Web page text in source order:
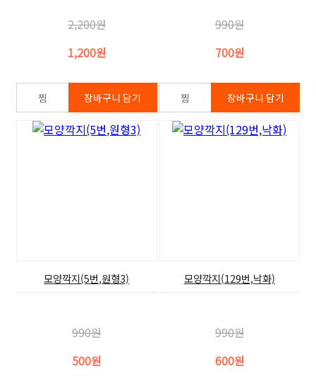
2,200원
1,200원
990원
700원
모양깍지(5번,원형3)
990원
500원
모양깍지(129번,낙화)
990원
600원